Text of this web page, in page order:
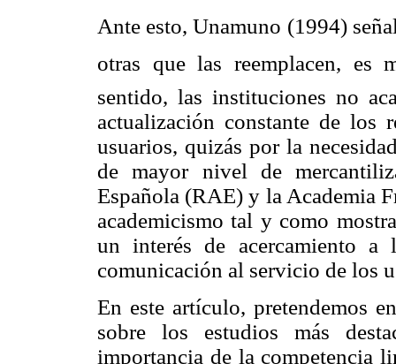
Ante esto, Unamuno (1994)
otras que las reemplacen, es
sentido, las instituciones no
actualización constante de los
usuarios, quizás por la
de mayor nivel de
Española (RAE) y la Academia
academicismo tal y como
un interés de acercamiento
comunicación al servicio de los
En este artículo, pretendemos
sobre los estudios más
importancia de la competencia